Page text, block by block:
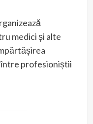
medici și alte
profesioniștii